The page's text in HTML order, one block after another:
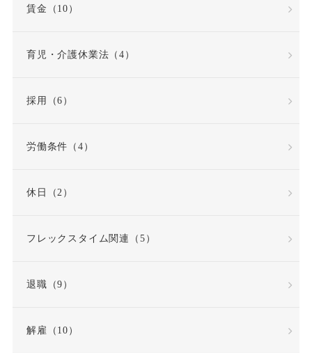
賃金（10）
育児・介護休業法（4）
採用（6）
労働条件（4）
休日（2）
フレックスタイム関連（5）
退職（9）
解雇（10）